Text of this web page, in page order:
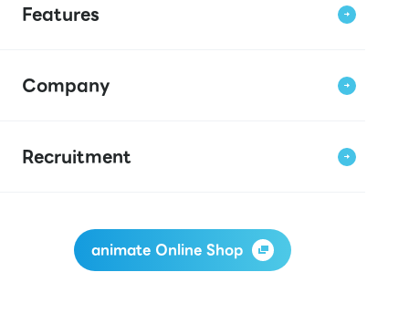
Features
Company
Recruitment
animate Online Shop